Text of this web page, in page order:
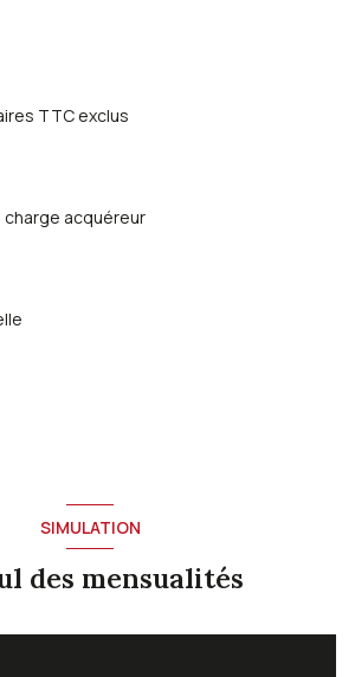
TTC exclus
charge acquéreur
SIMULATION
des mensualités